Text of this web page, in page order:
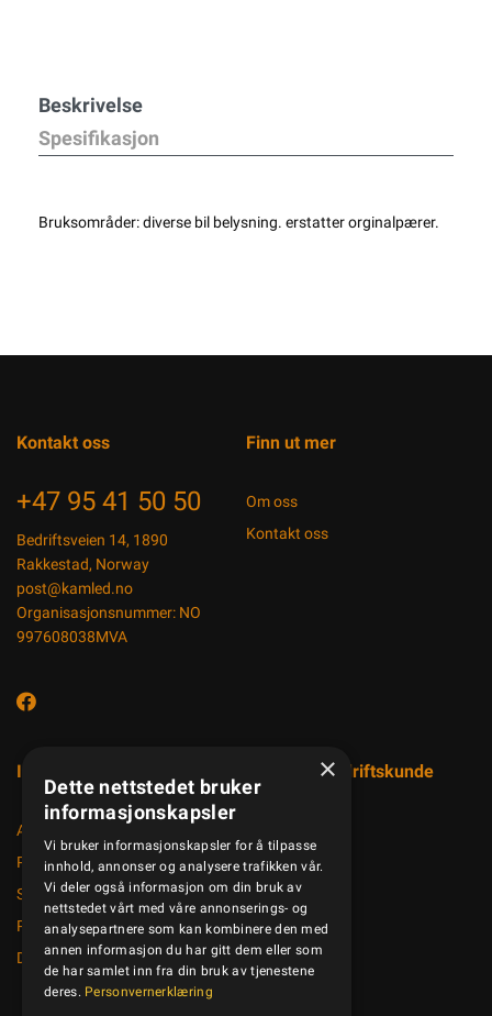
Beskrivelse
Spesifikasjon
Bruksområder: diverse bil belysning. erstatter orginalpærer.
Kontakt oss
+47 95 41 50 50
Bedriftsveien 14, 1890
Rakkestad, Norway
post@kamled.no
Organisasjonsnummer: NO
997608038MVA
Finn ut mer
Om oss
Kontakt oss
Informasjon
Aktuelt
Produktkatalog
Salgsbetingelser
Personvernerklæring
Dokumenter
Registrer bedriftskunde
×
Dette nettstedet bruker
informasjonskapsler
Vi bruker informasjonskapsler for å tilpasse
innhold, annonser og analysere trafikken vår.
Vi deler også informasjon om din bruk av
nettstedet vårt med våre annonserings- og
analysepartnere som kan kombinere den med
annen informasjon du har gitt dem eller som
de har samlet inn fra din bruk av tjenestene
deres. Personvernerklæring